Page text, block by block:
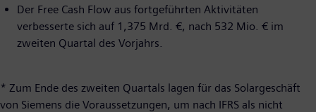
Der Free Cash Flow aus fortgeführten Aktivitäten
verbesserte sich auf 1,375 Mrd. €, nach 532 Mio. € im
zweiten Quartal des Vorjahrs.
* Zum Ende des zweiten Quartals lagen für das Solargeschäft
von Siemens die Voraussetzungen, um nach IFRS als nicht